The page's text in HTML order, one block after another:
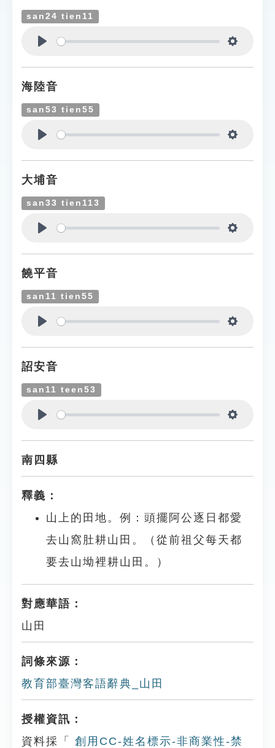
教學應用
貓頭鷹博士
san24 tien11
海陸音
san53 tien55
大埔音
san33 tien113
饒平音
san11 tien55
詔安音
san11 teen53
南四縣
釋義：
山上的田地。例：頭擺阿公逐日都愛
去山窩肚耕山田。（從前祖父每天都
要去山坳裡耕山田。）
對應華語：
山田
詞條來源：
教育部臺灣客語辭典_山田
授權資訊：
資料採「
創用CC-姓名標示-非商業性-禁